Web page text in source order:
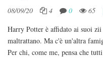
08/09/20 4 0 65
Harry Potter è affidato ai suoi
maltrattano. Ma c'è un'altra
Per chi, come me, pensa che